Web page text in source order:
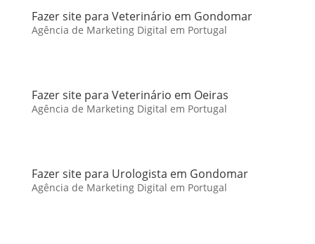
Fazer site para Veterinário em Gondomar
Agência de Marketing Digital em Portugal
Fazer site para Veterinário em Oeiras
Agência de Marketing Digital em Portugal
Fazer site para Urologista em Gondomar
Agência de Marketing Digital em Portugal